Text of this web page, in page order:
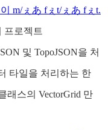
m/ぇあ fぇt/ぇあ fぇt.
프로젝트
및 TopoJSON을 처
타일을 처리하는 한
래스의 VectorGrid 만